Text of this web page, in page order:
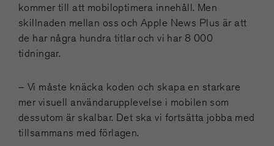
kommer till att mobiloptimera innehåll. Men
skillnaden mellan oss och Apple News Plus är att
de har några hundra titlar och vi har 8 000
tidningar.
– Vi måste knäcka koden och skapa en starkare
mer visuell användarupplevelse i mobilen som
dessutom är skalbar. Det ska vi fortsätta jobba med
tillsammans med förlagen.